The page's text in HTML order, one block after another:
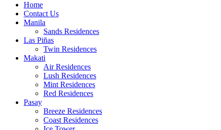
Home
Contact Us
Manila
Sands Residences
Las Piñas
Twin Residences
Makati
Air Residences
Lush Residences
Mint Residences
Red Residences
Pasay
Breeze Residences
Coast Residences